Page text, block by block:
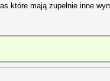
które mają zupełnie inne